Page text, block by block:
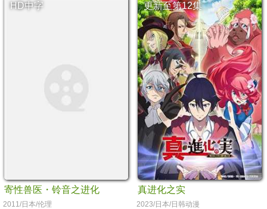
HD中字
寄性兽医・铃音之进化
2011/日本/伦理
更新至第12集
真进化之实
2023/日本/日韩动漫